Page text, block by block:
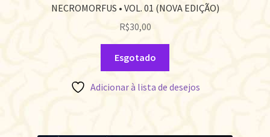
NECROMORFUS • VOL. 01 (NOVA EDIÇÃO)
R$30,00
Esgotado
Adicionar à lista de desejos